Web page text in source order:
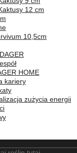
12 cm
10,5cm
HOME
kariery
zużycia energii